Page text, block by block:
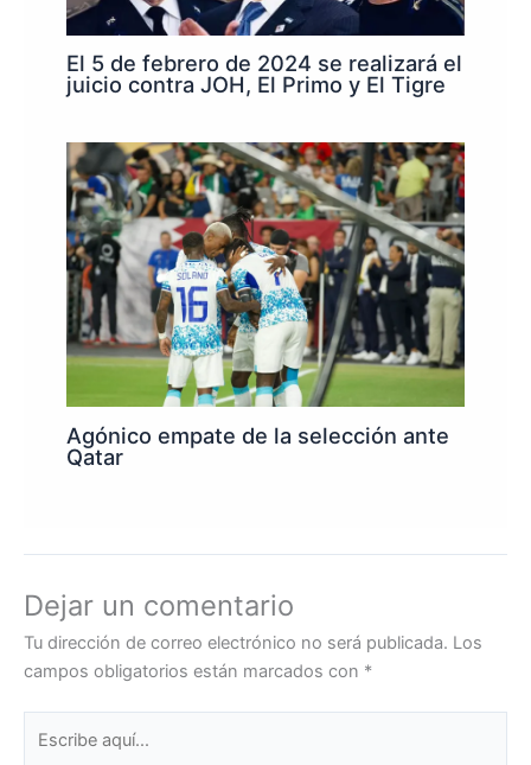
El 5 de febrero de 2024 se realizará el
juicio contra JOH, El Primo y El Tigre
Agónico empate de la selección ante
Qatar
Dejar un comentario
Tu dirección de correo electrónico no será publicada. Los
campos obligatorios están marcados con *
aquí...